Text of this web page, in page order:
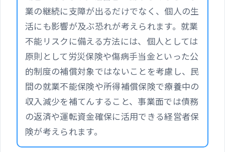
業の継続に支障が出るだけでなく、個人の生
活にも影響が及ぶ恐れが考えられます。就業
不能リスクに備える方法には、個人としては
原則として労災保険や傷病手当金といった公
的制度の補償対象ではないことを考慮し、民
間の就業不能保険や所得補償保険で療養中の
収入減少を補てんすること、事業面では債務
の返済や運転資金確保に活用できる経営者保
険が考えられます。